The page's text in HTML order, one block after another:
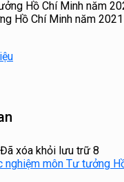
Hồ Chí Minh năm
Đã xóa khỏi lưu trữ 8